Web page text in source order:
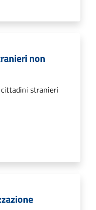
non
stranieri